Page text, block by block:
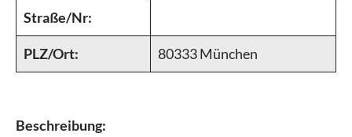
Straße/Nr:
PLZ/Ort: 80333 München
Beschreibung: